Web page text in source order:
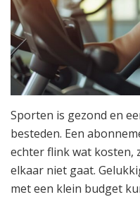
Sporten is gezond en
besteden. Een
echter flink wat kosten,
elkaar niet gaat.
met een klein budget